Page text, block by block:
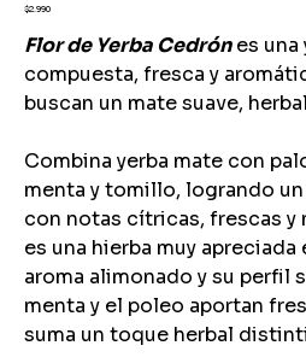
Precio
$2.990
Flor de Yerba Cedrónes una
compuesta, fresca y
buscan un mate suave,
Combina yerba mate con
menta y tomillo, logrando
con notas cítricas, frescas y
es una hierba muy
aroma alimonado y su perfil
menta y el poleo aportan
suma un toque herbal